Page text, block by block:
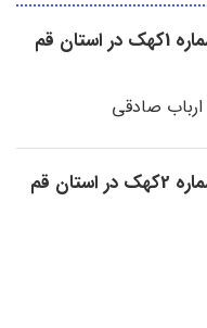
قم
ارباب صادقی
قم